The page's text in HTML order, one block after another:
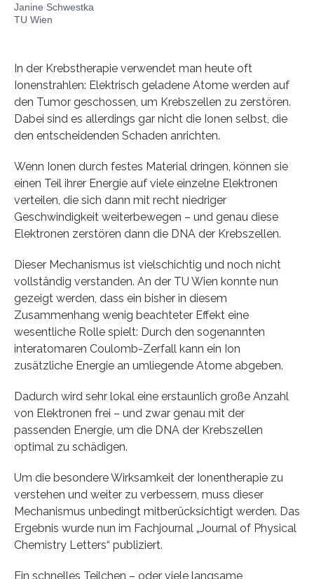
Janine Schwestka
TU Wien
In der Krebstherapie verwendet man heute oft
Ionenstrahlen: Elektrisch geladene Atome werden auf
den Tumor geschossen, um Krebszellen zu zerstören.
Dabei sind es allerdings gar nicht die Ionen selbst, die
den entscheidenden Schaden anrichten.
Wenn Ionen durch festes Material dringen, können sie
einen Teil ihrer Energie auf viele einzelne Elektronen
verteilen, die sich dann mit recht niedriger
Geschwindigkeit weiterbewegen – und genau diese
Elektronen zerstören dann die DNA der Krebszellen.
Dieser Mechanismus ist vielschichtig und noch nicht
vollständig verstanden. An der TU Wien konnte nun
gezeigt werden, dass ein bisher in diesem
Zusammenhang wenig beachteter Effekt eine
wesentliche Rolle spielt: Durch den sogenannten
interatomaren Coulomb-Zerfall kann ein Ion
zusätzliche Energie an umliegende Atome abgeben.
Dadurch wird sehr lokal eine erstaunlich große Anzahl
von Elektronen frei – und zwar genau mit der
passenden Energie, um die DNA der Krebszellen
optimal zu schädigen.
Um die besondere Wirksamkeit der Ionentherapie zu
verstehen und weiter zu verbessern, muss dieser
Mechanismus unbedingt mitberücksichtigt werden. Das
Ergebnis wurde nun im Fachjournal „Journal of Physical
Chemistry Letters“ publiziert.
Ein schnelles Teilchen – oder viele langsame